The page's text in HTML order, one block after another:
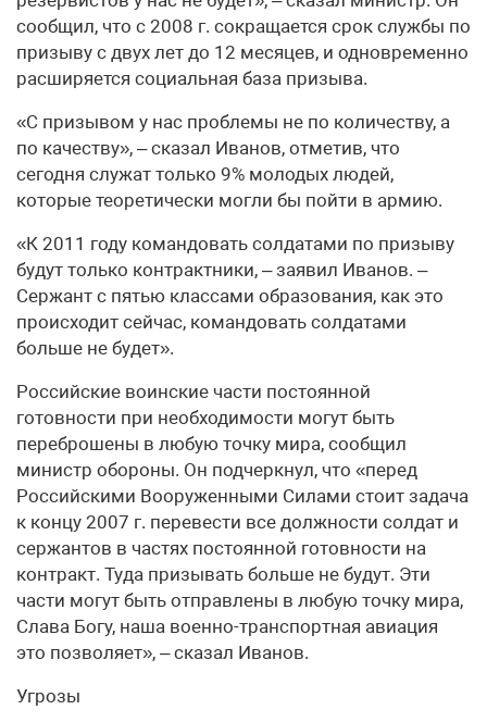
сообщил, что с 2008 г. сокращается срок службы по
призыву с двух лет до 12 месяцев, и одновременно
расширяется социальная база призыва.
«С призывом у нас проблемы не по количеству, а
по качеству», – сказал Иванов, отметив, что
сегодня служат только 9% молодых людей,
которые теоретически могли бы пойти в армию.
«К 2011 году командовать солдатами по призыву
будут только контрактники, – заявил Иванов. –
Сержант с пятью классами образования, как это
происходит сейчас, командовать солдатами
больше не будет».
Российские воинские части постоянной
готовности при необходимости могут быть
переброшены в любую точку мира, сообщил
министр обороны. Он подчеркнул, что «перед
Российскими Вооруженными Силами стоит задача
к концу 2007 г. перевести все должности солдат и
сержантов в частях постоянной готовности на
контракт. Туда призывать больше не будут. Эти
части могут быть отправлены в любую точку мира,
Слава Богу, наша военно-транспортная авиация
это позволяет», – сказал Иванов.
Угрозы